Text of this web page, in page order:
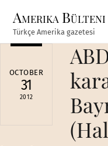
content
Amerika Bülteni
Türkçe Amerika gazetesi
OCTOBER
31
2012